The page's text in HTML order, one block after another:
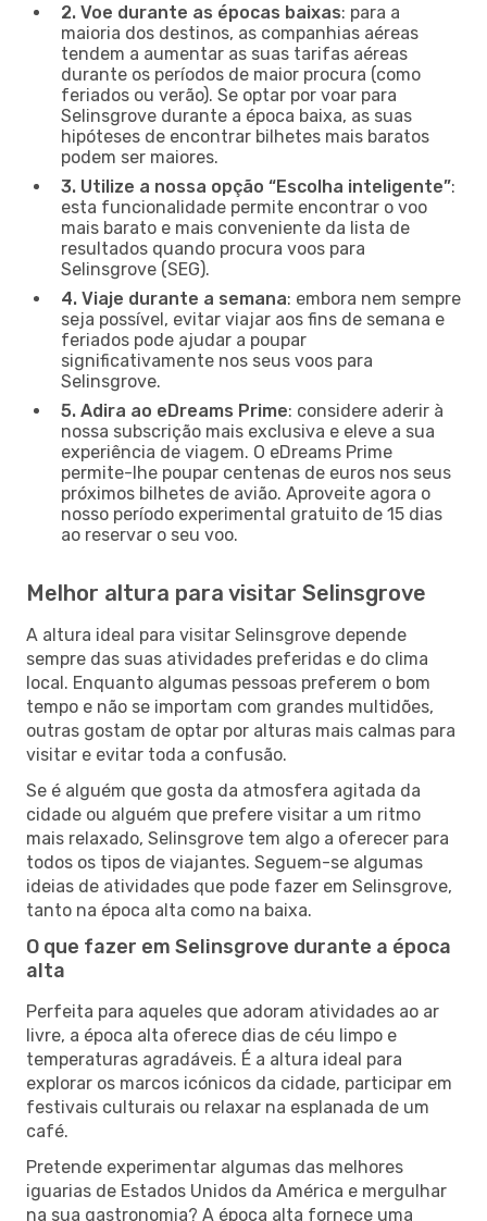
2. Voe durante as épocas baixas: para a
maioria dos destinos, as companhias aéreas
tendem a aumentar as suas tarifas aéreas
durante os períodos de maior procura (como
feriados ou verão). Se optar por voar para
Selinsgrove durante a época baixa, as suas
hipóteses de encontrar bilhetes mais baratos
podem ser maiores.
3. Utilize a nossa opção “Escolha inteligente”:
esta funcionalidade permite encontrar o voo
mais barato e mais conveniente da lista de
resultados quando procura voos para
Selinsgrove (SEG).
4. Viaje durante a semana: embora nem sempre
seja possível, evitar viajar aos fins de semana e
feriados pode ajudar a poupar
significativamente nos seus voos para
Selinsgrove.
5. Adira ao eDreams Prime: considere aderir à
nossa subscrição mais exclusiva e eleve a sua
experiência de viagem. O eDreams Prime
permite-lhe poupar centenas de euros nos seus
próximos bilhetes de avião. Aproveite agora o
nosso período experimental gratuito de 15 dias
ao reservar o seu voo.
Melhor altura para visitar Selinsgrove
A altura ideal para visitar Selinsgrove depende
sempre das suas atividades preferidas e do clima
local. Enquanto algumas pessoas preferem o bom
tempo e não se importam com grandes multidões,
outras gostam de optar por alturas mais calmas para
visitar e evitar toda a confusão.
Se é alguém que gosta da atmosfera agitada da
cidade ou alguém que prefere visitar a um ritmo
mais relaxado, Selinsgrove tem algo a oferecer para
todos os tipos de viajantes. Seguem-se algumas
ideias de atividades que pode fazer em Selinsgrove,
tanto na época alta como na baixa.
O que fazer em Selinsgrove durante a época
alta
Perfeita para aqueles que adoram atividades ao ar
livre, a época alta oferece dias de céu limpo e
temperaturas agradáveis. É a altura ideal para
explorar os marcos icónicos da cidade, participar em
festivais culturais ou relaxar na esplanada de um
café.
Pretende experimentar algumas das melhores
iguarias de Estados Unidos da América e mergulhar
na sua gastronomia? A época alta fornece uma